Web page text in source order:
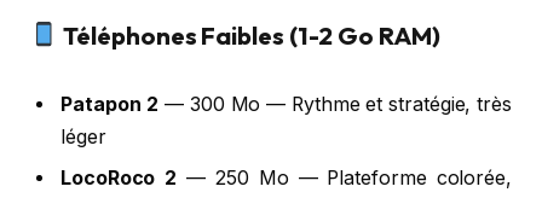
Téléphones Faibles (1-2 Go RAM)
Patapon 2 — 300 Mo — Rythme et stratégie, très
léger
LocoRoco 2 — 250 Mo — Plateforme colorée,